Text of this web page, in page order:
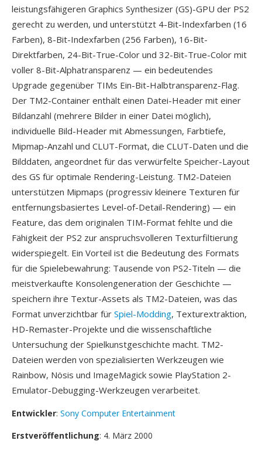
leistungsfähigeren Graphics Synthesizer (GS)-GPU der PS2
gerecht zu werden, und unterstützt 4-Bit-Indexfarben (16
Farben), 8-Bit-Indexfarben (256 Farben), 16-Bit-
Direktfarben, 24-Bit-True-Color und 32-Bit-True-Color mit
voller 8-Bit-Alphatransparenz — ein bedeutendes
Upgrade gegenüber TIMs Ein-Bit-Halbtransparenz-Flag.
Der TM2-Container enthält einen Datei-Header mit einer
Bildanzahl (mehrere Bilder in einer Datei möglich),
individuelle Bild-Header mit Abmessungen, Farbtiefe,
Mipmap-Anzahl und CLUT-Format, die CLUT-Daten und die
Bilddaten, angeordnet für das verwürfelte Speicher-Layout
des GS für optimale Rendering-Leistung. TM2-Dateien
unterstützen Mipmaps (progressiv kleinere Texturen für
entfernungsbasiertes Level-of-Detail-Rendering) — ein
Feature, das dem originalen TIM-Format fehlte und die
Fähigkeit der PS2 zur anspruchsvolleren Texturfiltierung
widerspiegelt. Ein Vorteil ist die Bedeutung des Formats
für die Spielebewahrung: Tausende von PS2-Titeln — die
meistverkaufte Konsolengeneration der Geschichte —
speichern ihre Textur-Assets als TM2-Dateien, was das
Format unverzichtbar für Spiel-Modding, Texturextraktion,
HD-Remaster-Projekte und die wissenschaftliche
Untersuchung der Spielkunstgeschichte macht. TM2-
Dateien werden von spezialisierten Werkzeugen wie
Rainbow, Nösis und ImageMagick sowie PlayStation 2-
Emulator-Debugging-Werkzeugen verarbeitet.
Entwickler: Sony Computer Entertainment
Erstveröffentlichung: 4. März 2000